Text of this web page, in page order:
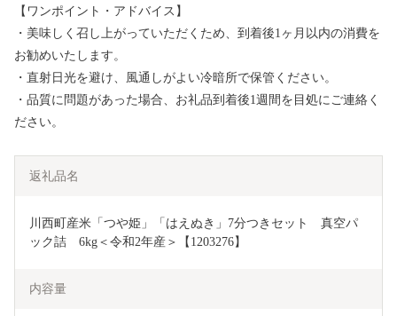
【ワンポイント・アドバイス】
・美味しく召し上がっていただくため、到着後1ヶ月以内の消費を
お勧めいたします。
・直射日光を避け、風通しがよい冷暗所で保管ください。
・品質に問題があった場合、お礼品到着後1週間を目処にご連絡く
ださい。
返礼品名
川西町産米「つや姫」「はえぬき」7分つきセット　真空パ
ック詰　6kg＜令和2年産＞【1203276】
内容量